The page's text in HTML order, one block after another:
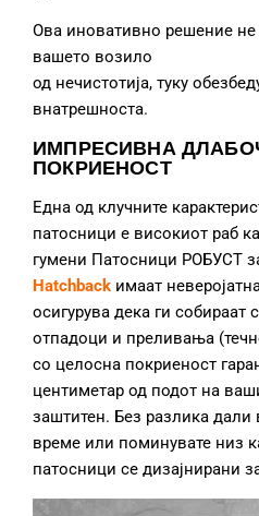
Ова иновативно решение
вашето возило
од нечистотија, туку
внатрешноста.
ИМПРЕСИВНА
ПОКРИЕНОСТ
Една од клучните
патосници е високиот раб
гумени Патосници РОБУСТ
Hatchback имаат
осигурува дека ги собираат
отпадоци и преливања
со целосна покриеност
центиметар од подот на
заштитен. Без разлика
време или поминувате низ
патосници се дизајнирани